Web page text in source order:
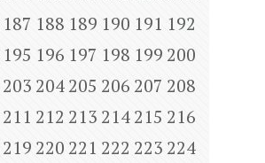
187 188 189 190 191 192
195 196 197 198 199 200
203 204205 206 207 208
211 212 213 214215 216
219 220 221 222 223 224